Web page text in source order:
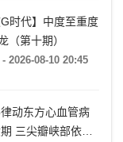
时代】中度至重度
（第十期）
2026-08-10 20:45
动东方心血管病
三尖瓣峡部依赖